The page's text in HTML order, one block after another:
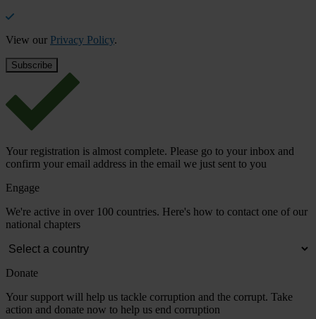
View our Privacy Policy.
Your registration is almost complete. Please go to your inbox and
confirm your email address in the email we just sent to you
Engage
We're active in over 100 countries. Here's how to contact one of our
national chapters
Donate
Your support will help us tackle corruption and the corrupt. Take
action and donate now to help us end corruption